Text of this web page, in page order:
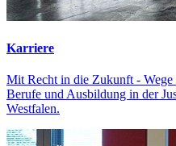
Karriere
Mit Recht in die Zukunft - Wege
Berufe und Ausbildung in der
Westfalen.